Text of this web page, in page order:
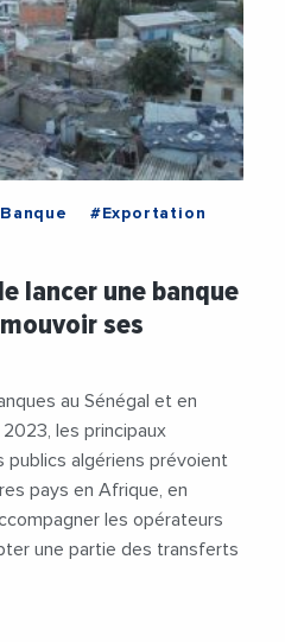
#Exportation
lancer une banque
ses
au Sénégal et en
les principaux
publics algériens prévoient
pays en Afrique, en
les opérateurs
une partie des transferts